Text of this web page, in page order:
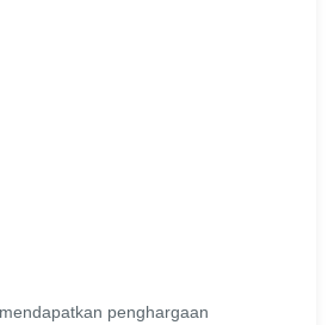
penghargaan